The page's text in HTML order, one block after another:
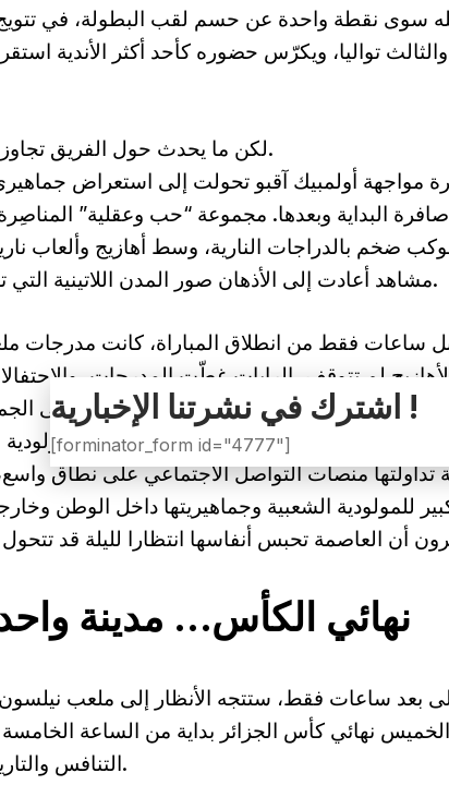
سوى نقطة واحدة عن حسم لقب البطولة، في تتويج
والثالث تواليا، ويكرّس حضوره كأحد أكثر الأندية
لكن ما يحدث حول الفريق تجاوز منذ أسابيع حدود النتائج والحسابات.
مواجهة أولمبيك آقبو تحولت إلى استعراض
البداية وبعدها. مجموعة “حب وعقلية”
ضخم بالدراجات النارية، وسط أهازيج وألعاب
مشاهد أعادت إلى الأذهان صور المدن اللاتينية التي تعيش الكرة كجزء من هويتها اليومية.
ساعات فقط من انطلاق المباراة، كانت مدرجات
لم تتوقف، الرايات غطّت المدرجات،
الإنجليزية لندن، خرج عدد من أنصار المولودية
تداولتها منصات التواصل الاجتماعي على نطاق
للمولودية الشعبية وجماهيريتها داخل الوطن
نهائي الكأس… مدينة
بعد ساعات فقط، ستتجه الأنظار إلى ملعب نيلسون
الخميس نهائي كأس الجزائر بداية من الساعة
التنافس والتاريخ بين اتحاد العاصمة وشباب بلوزداد.
اشترك في نشرتنا الإخبارية !
[forminator_form id="4777"]